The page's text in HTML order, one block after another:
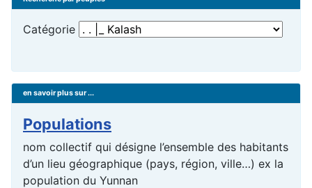
Catégorie
en savoir plus sur ...
Populations
nom collectif qui désigne l’ensemble des habitants
d’un lieu géographique (pays, région, ville…) ex la
population du Yunnan